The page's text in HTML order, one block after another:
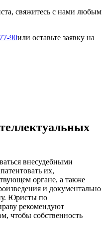
свяжитесь с нами любым
90или оставьте заявку на
внесудебными
их,
органе, а также
и документально
Юристы по
рекомендуют
чтобы собственность